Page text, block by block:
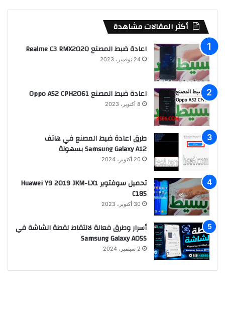
أكثر المقالات مشاهدة
اعادة ضبط المصنع Realme C3 RMX2020
24 نوفمبر، 2023
اعادة ضبط المصنع Oppo A52 CPH2061
8 أكتوبر، 2023
طرق اعادة ضبط المصنع في هاتف
Samsung Galaxy A12 بسهولة
20 أكتوبر، 2024
تحميل سوفتوير Huawei Y9 2019 JKM-LX1
C185
30 أكتوبر، 2023
أسرار وطرق فعالة لالتقاط لقطة الشاشة في
Samsung Galaxy A05S
2 سبتمبر، 2024